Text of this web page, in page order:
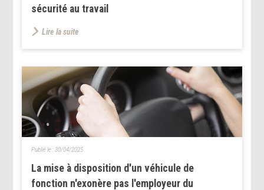
sécurité au travail
Lire la suite
La mise à disposition d'un véhicule de
fonction n'exonère pas l'employeur du
Publié le :30/04/2025